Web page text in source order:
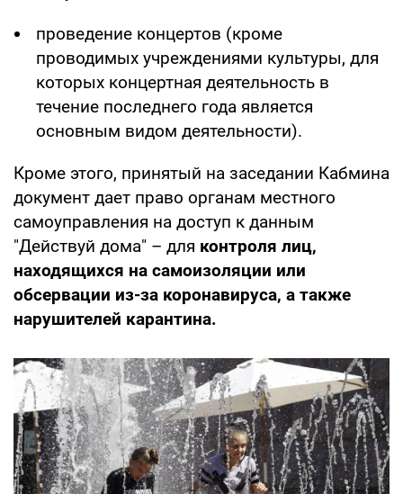
проведение концертов (кроме
проводимых учреждениями культуры, для
которых концертная деятельность в
течение последнего года является
основным видом деятельности).
Кроме этого, принятый на заседании Кабмина
документ дает право органам местного
самоуправления на доступ к данным
"Действуй дома" – для контроля лиц,
находящихся на самоизоляции или
обсервации из-за коронавируса, а также
нарушителей карантина.